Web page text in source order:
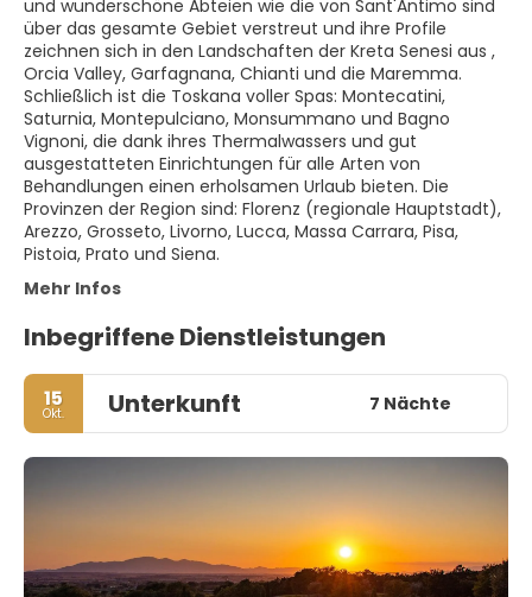
und wunderschöne Abteien wie die von Sant'Antimo sind
über das gesamte Gebiet verstreut und ihre Profile
zeichnen sich in den Landschaften der Kreta Senesi aus ,
Orcia Valley, Garfagnana, Chianti und die Maremma.
Schließlich ist die Toskana voller Spas: Montecatini,
Saturnia, Montepulciano, Monsummano und Bagno
Vignoni, die dank ihres Thermalwassers und gut
ausgestatteten Einrichtungen für alle Arten von
Behandlungen einen erholsamen Urlaub bieten. Die
Provinzen der Region sind: Florenz (regionale Hauptstadt),
Arezzo, Grosseto, Livorno, Lucca, Massa Carrara, Pisa,
Pistoia, Prato und Siena.
Mehr Infos
Inbegriffene Dienstleistungen
15
Okt. Unterkunft 7 Nächte